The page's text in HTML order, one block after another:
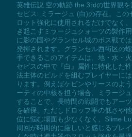
英雄伝説 空の軌跡 the 3rdの世界観
セピス: ミラージュ (白)の存在。この
ロット強化に使用されるだけでなく
き起こすミラージュクォーツの製作
に影の国やグランセル城のボス戦で
発揮されます。グランセル西街区の
手できるこのアイテムは、地・水・
セピスの中で『白』属性に特化した
法主体のビルドを組むプレイヤーに
ります。例えばケビンやリースのよ
ーティの中核を担う場合、ミラージ
することで、長時間の戦闘でもアー
を確保。ただしドロップ率の低さや
位に悩む場面も少なくなく、Slime
周回が時間的に厳しいと感じるプレ